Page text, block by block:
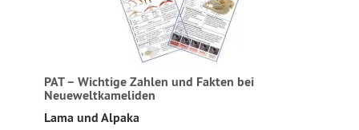
PAT – Wichtige Zahlen und Fakten bei
Neueweltkameliden
Lama und Alpaka